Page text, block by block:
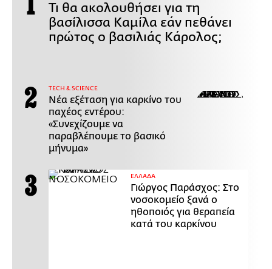
Τι θα ακολουθήσει για τη
βασίλισσα Καμίλα εάν πεθάνει
πρώτος ο βασιλιάς Κάρολος;
ΤECH & SCIENCE
Νέα εξέταση για καρκίνο του
παχέος εντέρου:
«Συνεχίζουμε να
παραβλέπουμε το βασικό
μήνυμα»
ΕΛΛΑΔΑ
Γιώργος Παράσχος: Στο
νοσοκομείο ξανά ο
ηθοποιός για θεραπεία
κατά του καρκίνου